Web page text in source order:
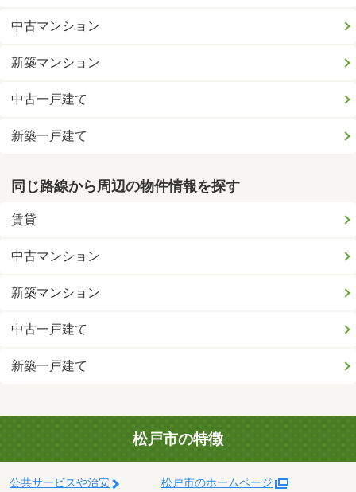
中古マンション
新築マンション
中古一戸建て
新築一戸建て
同じ路線から周辺の物件情報を探す
賃貸
中古マンション
新築マンション
中古一戸建て
新築一戸建て
松戸市の特徴
公共サービスや治安 松戸市のホームページ